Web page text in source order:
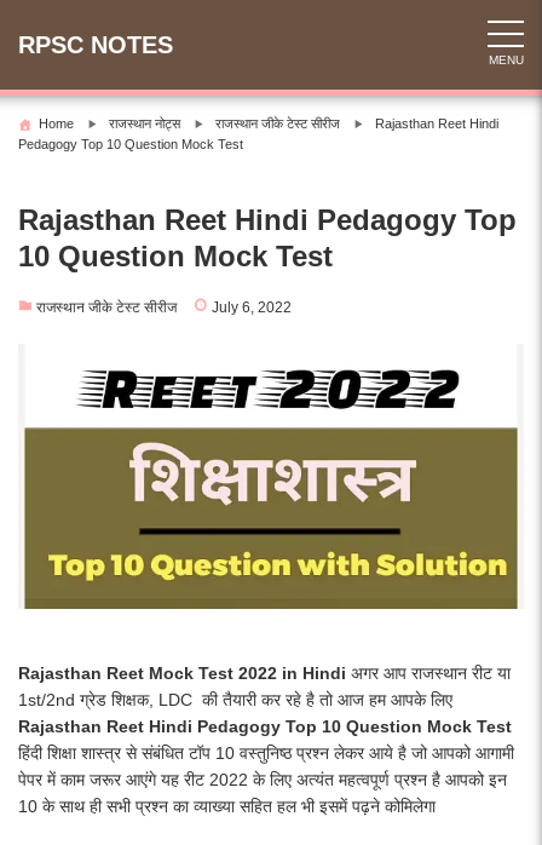
RPSC NOTES
MENU
Home राजस्थान नोट्स राजस्थान जीके टेस्ट सीरीज
Rajasthan Reet Hindi
Pedagogy Top 10 Question Mock Test
Rajasthan Reet Hindi Pedagogy Top
10 Question Mock Test
राजस्थान जीके टेस्ट सीरीज July 6, 2022
Rajasthan Reet Mock Test 2022 in Hindi अगर आप राजस्थान रीट या
1st/2nd ग्रेड शिक्षक, LDC की तैयारी कर रहे है तो आज हम आपके लिए
Rajasthan Reet Hindi Pedagogy Top 10 Question Mock Test
हिंदी शिक्षा शास्त्र से संबंधित टॉप 10 वस्तुनिष्ठ प्रश्न लेकर आये है जो आपको आगामी
पेपर में काम जरूर आएंगे यह रीट 2022 के लिए अत्यंत महत्वपूर्ण प्रश्न है आपको इन
10 के साथ ही सभी प्रश्न का व्याख्या सहित हल भी इसमें पढ़ने कोमिलेगा